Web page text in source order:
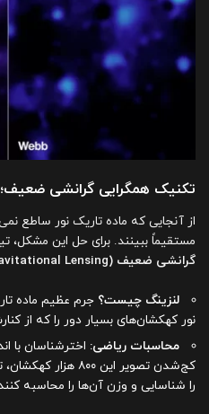
تکنیک همگرایی گرانشی ضعیف؛
از آنجایی که ماده تاریک نور ساطع
مستقیماً ببینند. برای حل این مشکل،
گرانشی ضعیف (Weak Gravitational Lensing)
لنزینگ چیست؟ جرم عظیم ماده
نور کهکشان‌های بسیار دور را که از
محاسبات ریاضی: اخترشناسان با
کج‌شدن تصویر این
را شناسایی و وزن آن‌ها را محاسبه